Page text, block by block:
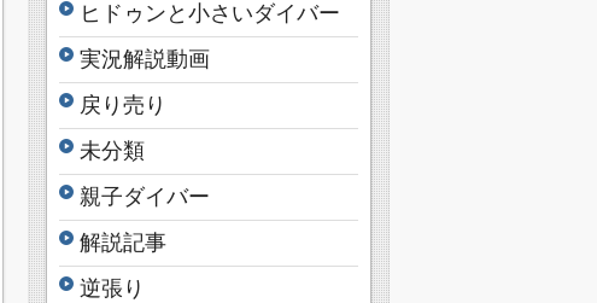
ヒドゥンと小さいダイバー
実況解説動画
戻り売り
未分類
親子ダイバー
解説記事
逆張り